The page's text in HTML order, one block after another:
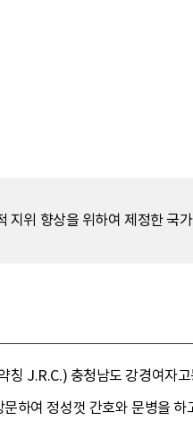
지위 향상을 위하여 제정한 국
J.R.C.) 충청남도 강경여자
하여 정성껏 간호와 문병을